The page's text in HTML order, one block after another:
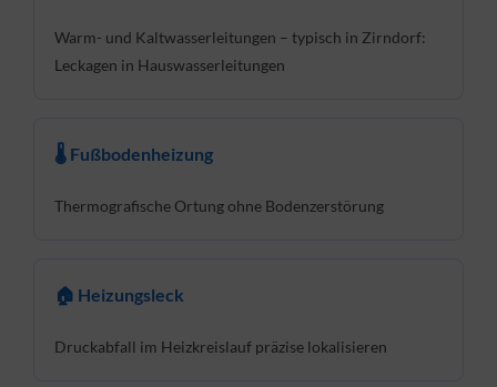
Warm- und Kaltwasserleitungen – typisch in Zirndorf:
Leckagen in Hauswasserleitungen
🌡 Fußbodenheizung
Thermografische Ortung ohne Bodenzerstörung
🏠 Heizungsleck
Druckabfall im Heizkreislauf präzise lokalisieren